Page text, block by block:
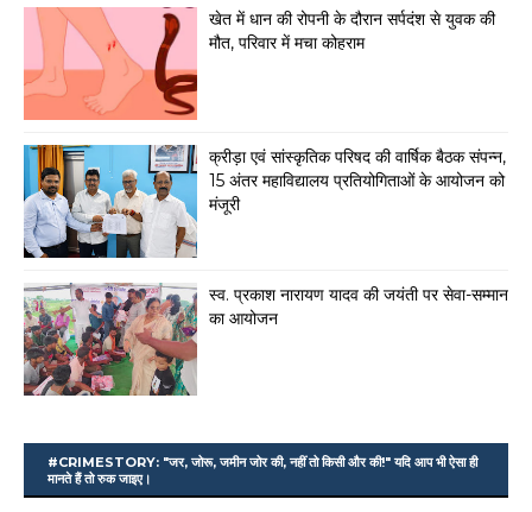
खेत में धान की रोपनी के दौरान सर्पदंश से युवक की
मौत, परिवार में मचा कोहराम
क्रीड़ा एवं सांस्कृतिक परिषद की वार्षिक बैठक संपन्न,
15 अंतर महाविद्यालय प्रतियोगिताओं के आयोजन को
मंजूरी
स्व. प्रकाश नारायण यादव की जयंती पर सेवा-सम्मान
का आयोजन
#CRIMESTORY: "जर, जोरू, जमीन जोर की, नहीं तो किसी और की!" यदि आप भी ऐसा ही
मानते हैं तो रुक जाइए।